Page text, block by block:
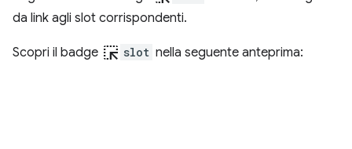
da link agli slot corrispondenti.
Scopri il badge ink_selection slot nella seguente anteprima: